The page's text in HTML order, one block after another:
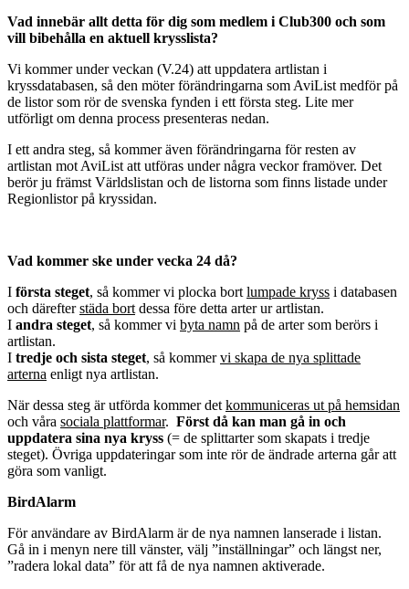
Vad innebär allt detta för dig som medlem i Club300 och som
vill bibehålla en aktuell krysslista?
Vi kommer under veckan (V.24) att uppdatera artlistan i
kryssdatabasen, så den möter förändringarna som AviList medför på
de listor som rör de svenska fynden i ett första steg. Lite mer
utförligt om denna process presenteras nedan.
I ett andra steg, så kommer även förändringarna för resten av
artlistan mot AviList att utföras under några veckor framöver. Det
berör ju främst Världslistan och de listorna som finns listade under
Regionlistor på kryssidan.
Vad kommer ske under vecka 24 då?
I första steget, så kommer vi plocka bort lumpade kryss i databasen
och därefterstäda bort dessa före detta arter ur artlistan.
I andra steget, så kommer vi byta namn på de arter som berörs i
artlistan.
I tredje och sista steget, så kommervi skapa de nya splittade
arterna enligt nya artlistan.
När dessa steg är utförda kommer det kommuniceras ut på hemsidan
och våra sociala plattformar. Först då kan man gå in och
uppdatera sina nya kryss (= de splittarter som skapats i tredje
steget). Övriga uppdateringar som inte rör de ändrade arterna går att
göra som vanligt.
BirdAlarm
För användare av BirdAlarm är de nya namnen lanserade i listan.
Gå in i menyn nere till vänster, välj ”inställningar” och längst ner,
”radera lokal data” för att få de nya namnen aktiverade.